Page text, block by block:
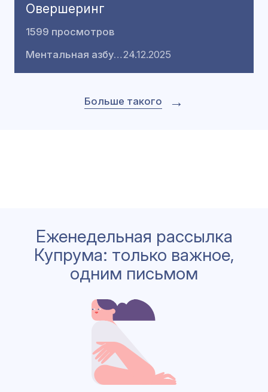
Овершеринг
1599 просмотров
Ментальная азбука 24.12.2025
Больше такого →
Еженедельная рассылка
Купрума: только важное,
одним письмом